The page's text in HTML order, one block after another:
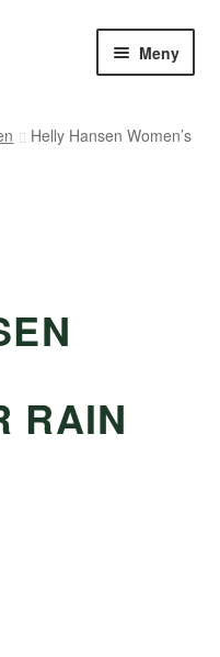
Meny
Helly Hansen Women’s
RAIN